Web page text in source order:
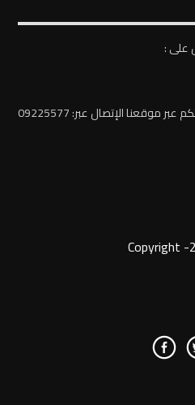
على :
عبر موقعنا الإتصال عبر: 09225577
Copyright -